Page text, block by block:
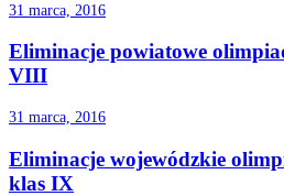
31 marca, 2016
Eliminacje powiatowe
VIII
31 marca, 2016
Eliminacje wojewódzkie
klas IX